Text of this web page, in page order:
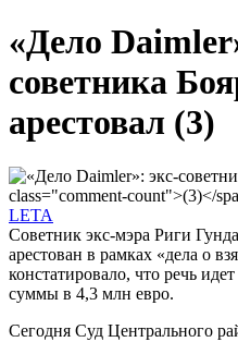
«Дело
советника
арестовал (3)
LETA
Советник экс-мэра Риги
арестован в рамках «дела о
констатировало, что речь
суммы в 4,3 млн евро.
Сегодня Суд Центрального